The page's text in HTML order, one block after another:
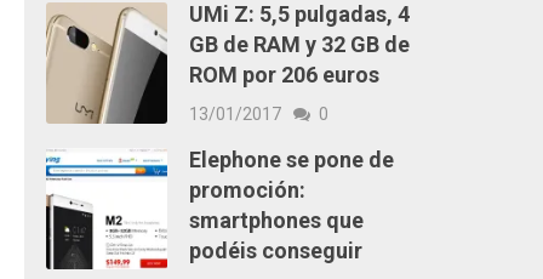
UMi Z: 5,5 pulgadas, 4
GB de RAM y 32 GB de
ROM por 206 euros
13/01/2017 0
Elephone se pone de
promoción:
smartphones que
podéis conseguir